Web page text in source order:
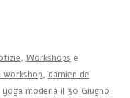
, Workshops e
workshop, damien de
yoga modena il 30 Giugno